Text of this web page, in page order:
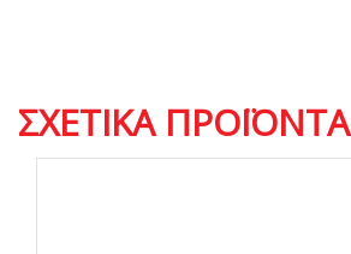
ΣΧΕΤΙΚΆ ΠΡΟΪΌΝΤΑ